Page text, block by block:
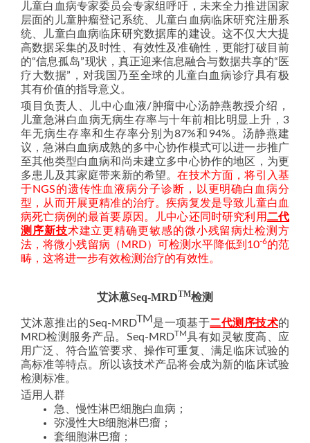
儿童白血病专家委员会专家组呼吁，未来全力推进国家
层面的儿童肿瘤登记系统、儿童白血病临床研究注册系
统、儿童白血病临床研究数据库的建设。这不仅大大提
高数据采集的及时性、有效性及准确性，更能打破目前
的“信息孤岛”现状，真正迎来信息融合与数据共享的“医
疗大数据”，对我国乃至全球的儿童白血病诊疗具有极
其有价值的指导意义。
项目负责人、儿中心血液/肿瘤中心汤静燕教授介绍，
儿童急淋白血病无病生存率与十年前相比明显上升，3
年无病生存率和生存率分别为87%和94%。汤静燕建
议，急淋白血病成熟的多中心协作模式可以进一步推广
至其他类型白血病和尚未建立多中心协作的地区，为更
多患儿及其家庭带来新的希望。在技术方面，将引入基
于NGS的遗传性血液病分子诊断，以更明确白血病分
型，从而开展更精准的治疗。疾病复发是导致儿童白血
病死亡病例的最首要原因。儿中心还同时研究利用二代
测序新技术建立更精确更敏感的微小残留病灶检测方
法，将微小残留病（MRD）可检测水平降低到10-6的范
畴，这将进一步有效检测治疗的有效性。
艾沐蒽Seq-MRDTM检测
艾沐蒽推出的Seq-MRDTM 是一项基于二代测序技术的
MRD检测服务产品。Seq-MRDTM具有如灵敏度高、应
用广泛、符合监管要求、操作可重复、满足临床试验的
高标准等特点。所以该技术产品将会成为新的临床试验
检测标准。
适用人群
急、慢性淋巴细胞白血病；
弥漫性大B细胞淋巴瘤；
套细胞淋巴瘤；